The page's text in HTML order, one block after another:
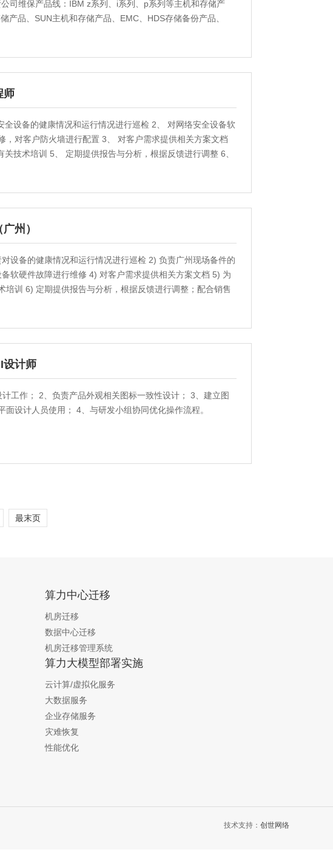
司维保产品线：IBM z系列、i系列、p系列等主机和存储产
产品、SUN主机和存储产品、EMC、HDS存储备份产品、
等品牌网络产品的技术标书编写；熟悉Oracle、DB2数据
虚拟化产品的技术方案；熟悉云计算、大数据、一体化运维、
师
全设备的健康情况和运行情况进行巡检 2、 对网络安全设备软
，对客户防火墙进行配置 3、 对客户需求提供相关方案文档
关技术培训 5、 定期提供报告与分析，根据反馈进行调整 6、
行支持
州）
设备的健康情况和运行情况进行巡检 2) 负责广州现场备件的
软硬件故障进行维修 4) 对客户需求提供相关方案文档 5) 为
培训 6) 定期提供报告与分析，根据反馈进行调整；配合销售
设计师
工作； 2、负责产品外观相关图标一致性设计； 3、建立图
面设计人员使用； 4、与研发小组协同优化操作流程。
最末页
算力中心迁移
机房迁移
数据中心迁移
机房迁移管理系统
算力大模型部署实施
云计算/虚拟化服务
大数据服务
企业存储服务
灾难恢复
性能优化
技术支持： 创世网络